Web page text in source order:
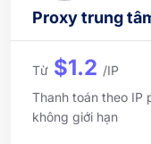
Proxy trung
Từ $1.2 /IP
Thanh toán theo IP
không giới hạn